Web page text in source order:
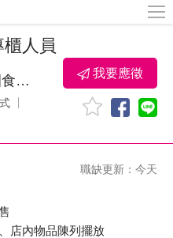
人員
(艾芝園米食手工場)艾芝園食品行 我要應徵
職缺更新：今天
店內物品陳列擺放